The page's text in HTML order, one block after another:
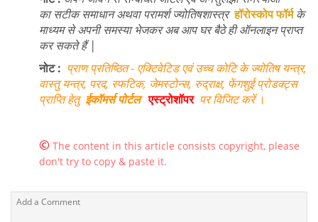
का सटीक समाधान अथवा परामर्श ज्योतिषशास्त्रहॉरोस्कोप फॉर्म के
माध्यम से अपनी समस्या भेजकर अब आप घर बैठे ही ऑनलाइन प्राप्त
कर सकते हैं |
नोट : प्राण प्रतिष्ठित - एक्टिवेटिड एवं उच्च कोटि के ज्योतिष यन्त्र,
वास्तु यन्त्र, परद, स्फटिक, जेमस्टोन्स, रुद्राक्ष, फेंगशुई प्रोडक्ट्स
प्राप्ति हेतु ईकॉमर्स पोर्टल एस्ट्रोशॉपर पर विजिट करें ।
© The content in this article consists copyright, please
don't try to copy & paste it.